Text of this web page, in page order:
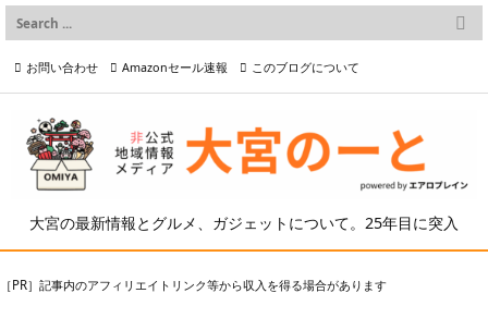
大宮の最新情報とグルメ、ガジェットについて。25年目に突入

メニュー

検索
お問い合わせ Amazonセール速報 このブログについて
プライバシーポリシー等
［PR］記事内のアフィリエイトリンク等から収入を得る場合があります